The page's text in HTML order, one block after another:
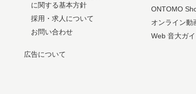
に関する基本方針
採用・求人について
お問い合わせ
広告について
ONTOMO
オンライン動
Web 音大ガイ